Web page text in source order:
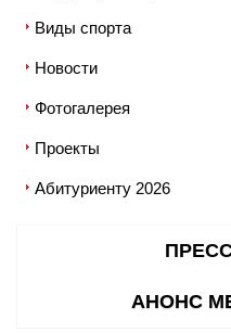
Виды спорта
Новости
Фотогалерея
Проекты
Абитуриенту 2026
АНОНС